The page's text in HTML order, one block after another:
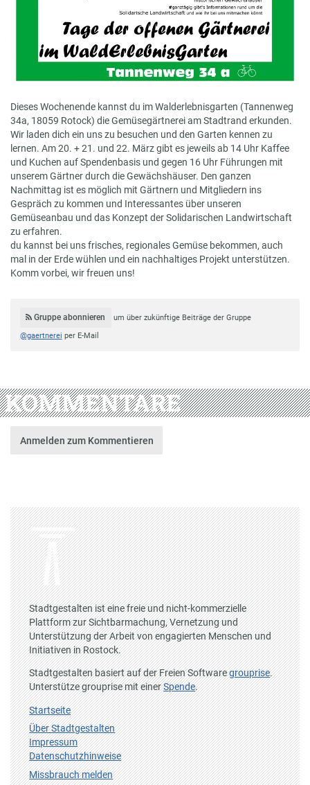
Dieses Wochenende kannst du im Walderlebnisgarten (Tannenweg
34a, 18059 Rotock) die Gemüsegärtnerei am Stadtrand erkunden.
Wir laden dich ein uns zu besuchen und den Garten kennen zu
lernen. Am 20. + 21. und 22. März gibt es jeweils ab 14 Uhr Kaffee
und Kuchen auf Spendenbasis und gegen 16 Uhr Führungen mit
unserem Gärtner durch die Gewächshäuser. Den ganzen
Nachmittag ist es möglich mit Gärtnern und Mitgliedern ins
Gespräch zu kommen und Interessantes über unseren
Gemüseanbau und das Konzept der Solidarischen Landwirtschaft
zu erfahren.
du kannst bei uns frisches, regionales Gemüse bekommen, auch
mal in der Erde wühlen und ein nachhaltiges Projekt unterstützen.
Komm vorbei, wir freuen uns!
Gruppe abonnieren
um über zukünftige Beiträge der Gruppe
@gaertnerei per E-Mail
KOMMENTARE
Anmelden zum Kommentieren
Stadtgestalten ist eine freie und nicht-kommerzielle
Plattform zur Sichtbarmachung, Vernetzung und
Unterstützung der Arbeit von engagierten Menschen und
Initiativen in Rostock.
Stadtgestalten basiert auf der Freien Softwaregrouprise.
Unterstütze grouprise mit einerSpende.
Startseite
Über Stadtgestalten
Impressum
Datenschutzhinweise
Missbrauch melden